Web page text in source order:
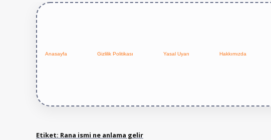
Anasayfa Gizlilik Politikası Yasal Uyarı Hakkımızda
Etiket: Rana ismi ne anlama gelir